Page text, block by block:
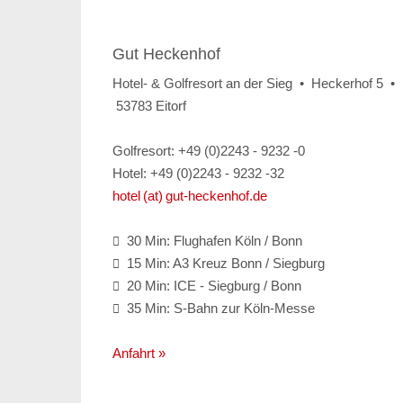
Gut Heckenhof
Hotel- & Golfresort an der Sieg • Heckerhof 5 •
53783 Eitorf
Golfresort: +49 (0)2243 - 9232 -0
Hotel: +49 (0)2243 - 9232 -32
hotel (at) gut-heckenhof.de
 30 Min: Flughafen Köln / Bonn
 15 Min: A3 Kreuz Bonn / Siegburg
 20 Min: ICE - Siegburg / Bonn
 35 Min: S-Bahn zur Köln-Messe
Anfahrt »